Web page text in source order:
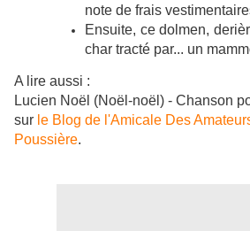
note de frais
Ensuite, ce dolmen,
char tracté par... un
A lire aussi :
Lucien Noël (Noël-noël) - Chanson
sur le Blog de l'Amicale Des
Poussière.